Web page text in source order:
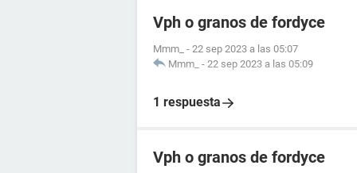
Vph o granos de fordyce
Mmm_ - 22 sep 2023 a las 05:07
Mmm_ - 22 sep 2023 a las 05:09
1 respuesta
Vph o granos de fordyce